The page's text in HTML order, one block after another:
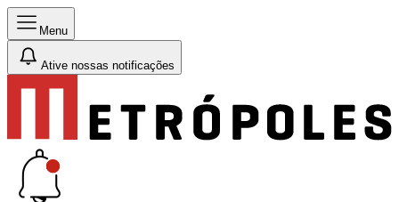
Menu
Ative nossas notificações